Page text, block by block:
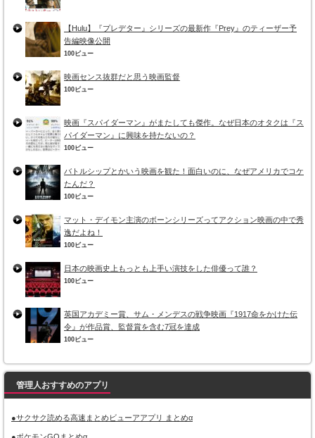
【Hulu】『プレデター』シリーズの最新作『Prey』のティーザー予
告編映像公開
100ビュー
映画センス抜群だと思う映画監督
100ビュー
映画『スパイダーマン』がまたしても傑作。なぜ日本のオタクは『ス
パイダーマン』に興味を持たないの？
100ビュー
バトルシップとかいう映画を観た！面白いのに、なぜアメリカでコケ
たんだ？
100ビュー
マット・デイモン主演のボーンシリーズってアクション映画の中で秀
逸だよね！
100ビュー
日本の映画史上もっとも上手い演技をした俳優って誰？
100ビュー
英国アカデミー賞、サム・メンデスの戦争映画『1917命をかけた伝
令』が作品賞、監督賞を含む7冠を達成
100ビュー
管理人おすすめのアプリ
●サクサク読める高速まとめビューアアプリ まとめα